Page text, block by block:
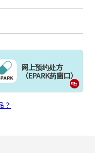
网上预约处方
（EPARK药窗口）
？